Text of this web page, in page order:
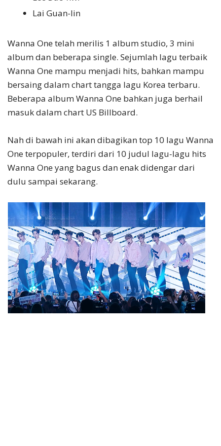
Lai Guan-lin
Wanna One telah merilis 1 album studio, 3 mini
album dan beberapa single. Sejumlah lagu terbaik
Wanna One mampu menjadi hits, bahkan mampu
bersaing dalam chart tangga lagu Korea terbaru.
Beberapa album Wanna One bahkan juga berhail
masuk dalam chart US Billboard.
Nah di bawah ini akan dibagikan top 10 lagu Wanna
One terpopuler, terdiri dari 10 judul lagu-lagu hits
Wanna One yang bagus dan enak didengar dari
dulu sampai sekarang.